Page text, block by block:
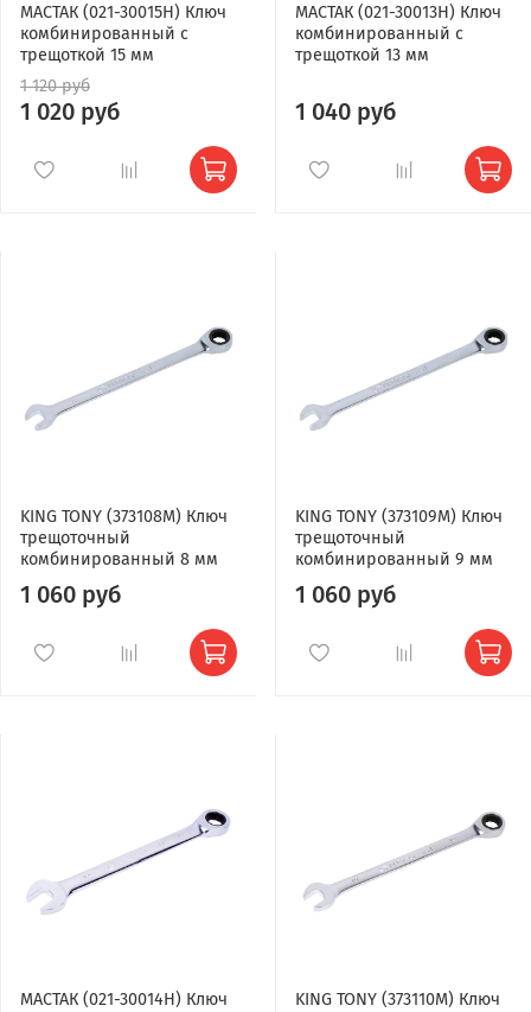
МАСТАК (021-30015H) Ключ
комбинированный с
трещоткой 15 мм
1 120 руб
1 020 руб
МАСТАК (021-30013H) Ключ
комбинированный с
трещоткой 13 мм
1 040 руб
KING TONY (373108M) Ключ
трещоточный
комбинированный 8 мм
1 060 руб
KING TONY (373109M) Ключ
трещоточный
комбинированный 9 мм
1 060 руб
МАСТАК (021-30014H) Ключ
KING TONY (373110M) Ключ